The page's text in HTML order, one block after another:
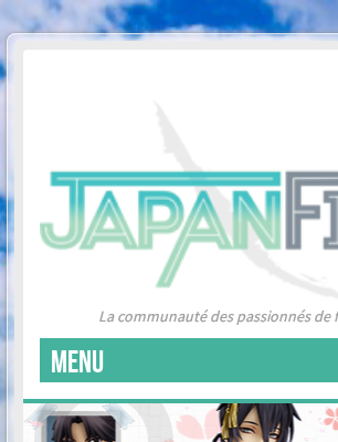
La communauté des passionnés de
MENU